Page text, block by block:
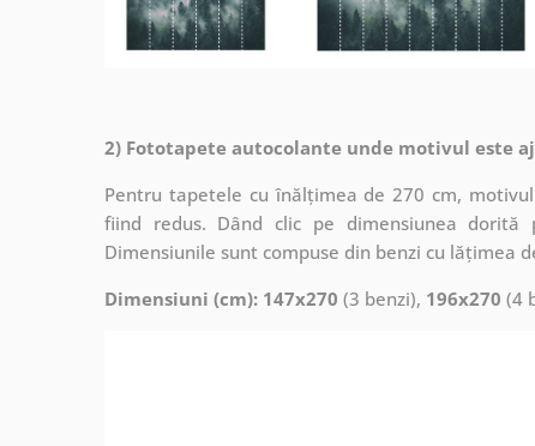
2) Fototapete autocolante unde motivul este
Pentru tapetele cu înălțimea de 270 cm,
fiind redus. Dând clic pe dimensiunea
Dimensiunile sunt compuse din benzi cu lățimea
Dimensiuni (cm): 147x270 (3 benzi), 196x270 (4